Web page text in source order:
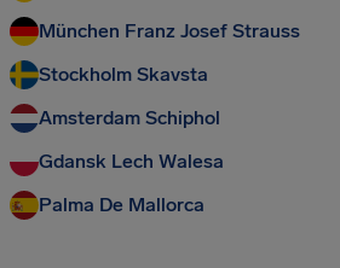
München Franz Josef Strauss
Stockholm Skavsta
Amsterdam Schiphol
Gdansk Lech Walesa
Palma De Mallorca